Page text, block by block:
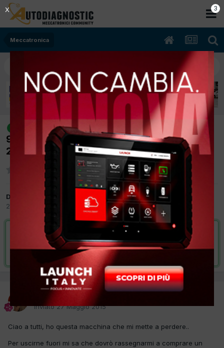
Meccatronica
[Fiat Grande Punto 12/2006 1910cc
939A1000 88Kw Diesel] Vettura strappa sui
2800rpm, no DTC.
Da enaresi
27 Maggio 2015
Meccatronica
VAI ALLA SOLUZIONE
Risolta da enaresi,29 Maggio 2015
enaresi
Inviato27 Maggio 2015
Ciao a tutti, ho questa macchina che mi mette a perdere..
Per uscirne fuori mi sa che dovrò rassegnarmi a comprare un
2
X